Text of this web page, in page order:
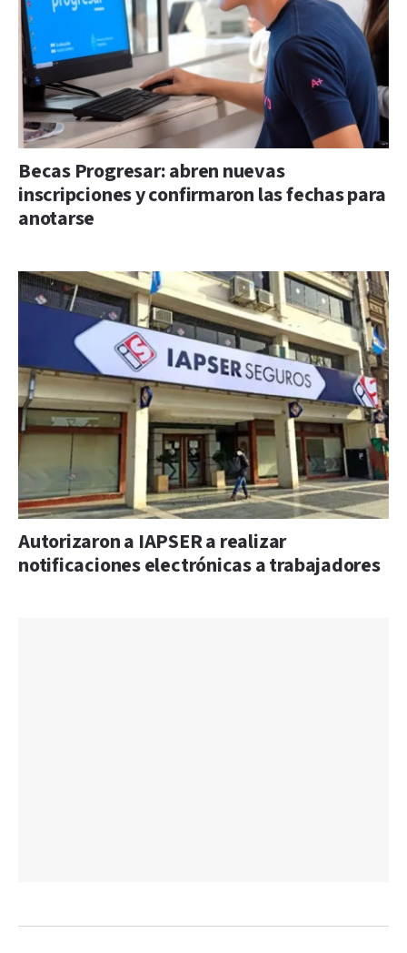
Becas Progresar: abren nuevas
inscripciones y confirmaron las fechas para
anotarse
Autorizaron a IAPSER a realizar
notificaciones electrónicas a trabajadores